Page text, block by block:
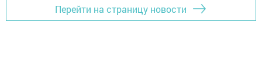
Перейти на страницу новости